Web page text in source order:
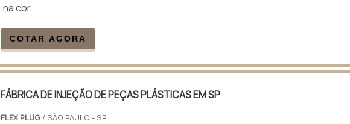
na cor.
COTAR AGORA
FÁBRICA DE INJEÇÃO DE PEÇAS PLÁSTICAS EM SP
FLEX PLUG/ SÃO PAULO - SP